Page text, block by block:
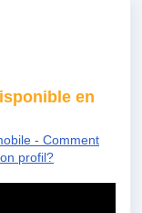
en
- Comment
profil?